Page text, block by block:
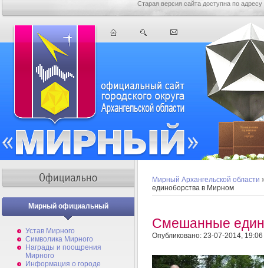
Старая версия сайта доступна по адресу
Мирный официальный
Устав Мирного
Символика Мирного
Награды и поощрения
Мирного
Информация о городе
Мирный Архангельской области
единоборства в Мирном
Смешанные
Опубликовано: 23-07-2014, 19:06